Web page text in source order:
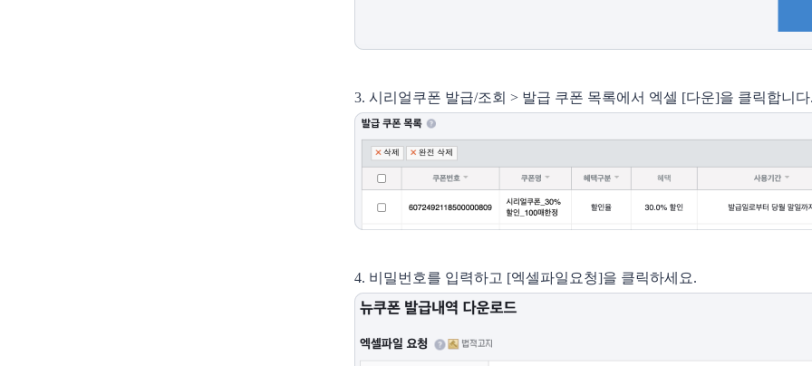
3. 시리얼쿠폰 발급/조회 > 발급 쿠폰 목록에서 엑셀 [다운]을 클릭합니
4. 비밀번호를 입력하고 [엑셀파일요청]을 클릭하세요.